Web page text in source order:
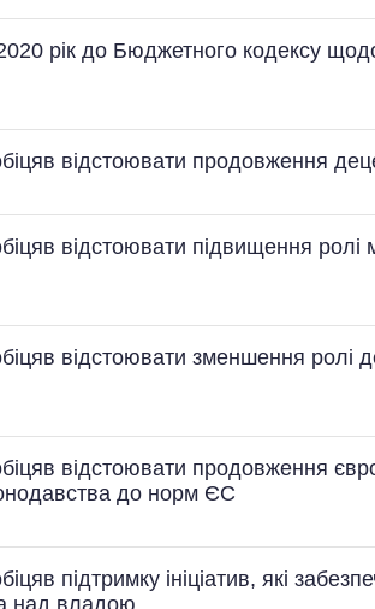
рік до Бюджетного кодексу
відстоювати продовження
відстоювати підвищення ролі
відстоювати зменшення ролі
відстоювати продовження
до норм ЄС
підтримку ініціатив, які